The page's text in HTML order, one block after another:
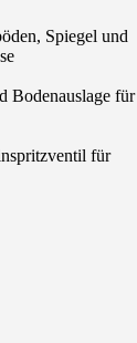
Spiegel und
Bodenauslage für
für